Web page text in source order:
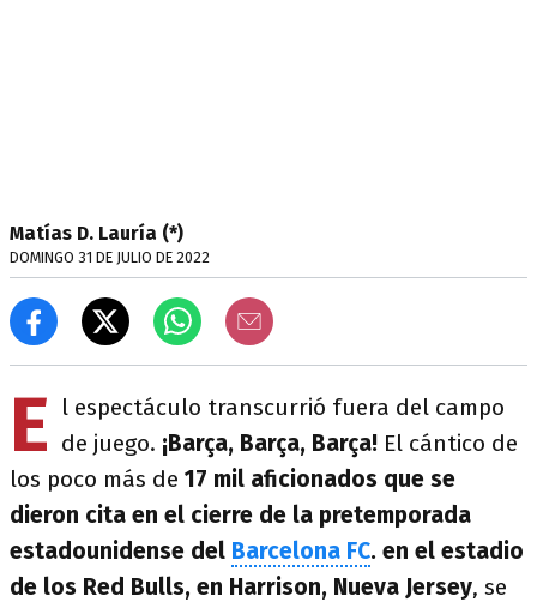
Matías D. Lauría (*)
DOMINGO 31 DE JULIO DE 2022
E
l espectáculo transcurrió fuera del campo
de juego. ¡Barça, Barça, Barça! El cántico de
los poco más de 17 mil aficionados que se
dieron cita en el cierre de la pretemporada
estadounidense del Barcelona FC. en el estadio
de los Red Bulls, en Harrison, Nueva Jersey, se